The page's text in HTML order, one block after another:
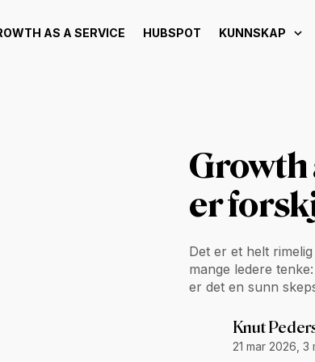
AS A SERVICE HUBSPOT KUNNSKAP
Growth
er
Det er et helt
mange ledere
er det en sunn
Knut
21 mar 2026, 3